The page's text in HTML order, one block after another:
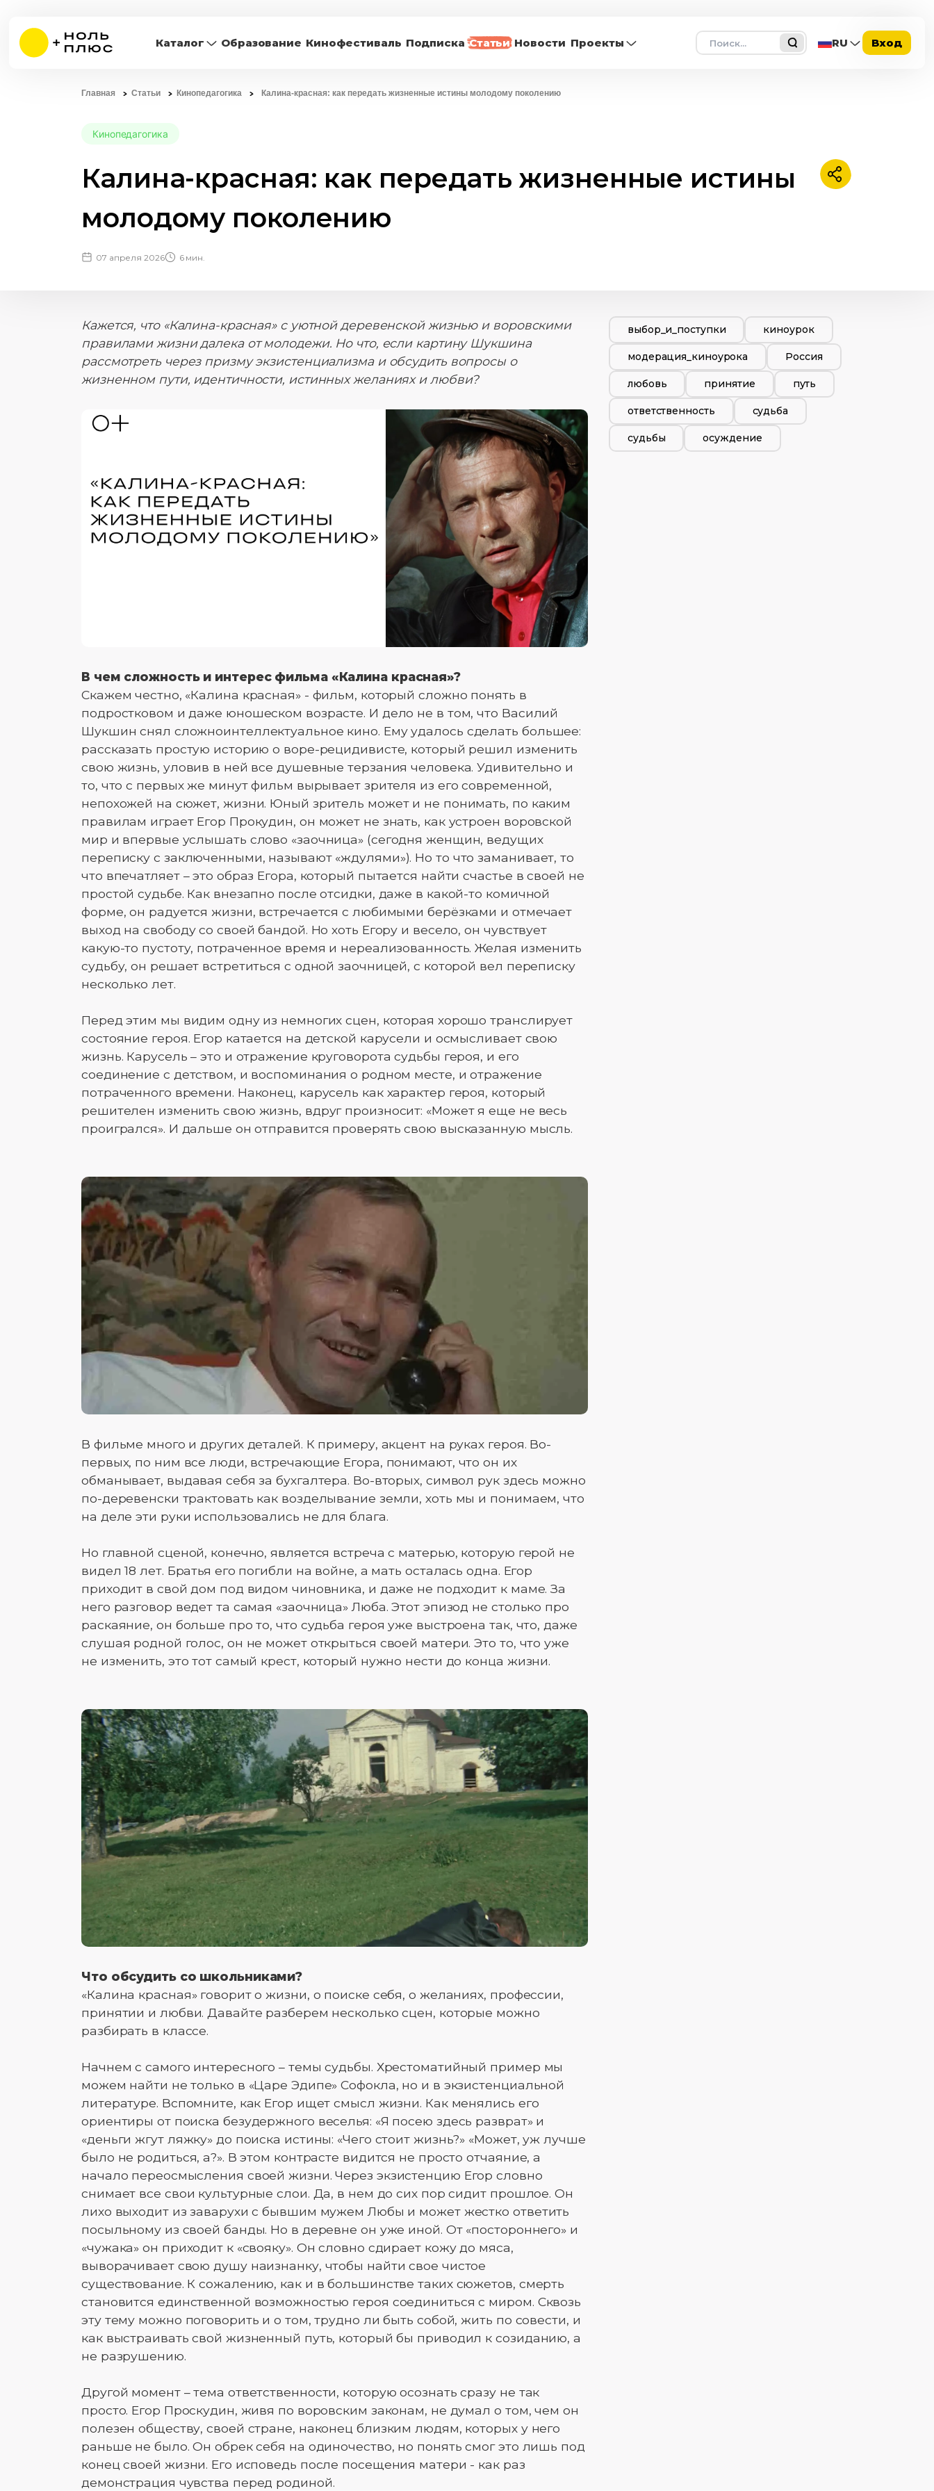
Каталог Образование Кинофестиваль Подписка Статьи Новости Проекты Поиск RU Вход
Главная Статьи Кинопедагогика Калина-красная: как передать жизненные истины молодому поколению
Кинопедагогика
Калина-красная: как передать жизненные истины
молодому поколению
Поделиться
07 апреля 2026 6 мин.
Кажется, что «Калина-красная» с уютной деревенской жизнью и воровскими
правилами жизни далека от молодежи. Но что, если картину Шукшина
рассмотреть через призму экзистенциализма и обсудить вопросы о
жизненном пути, идентичности, истинных желаниях и любви?
В чем сложность и интерес фильма «Калина красная»?
Скажем честно, «Калина красная» - фильм, который сложно понять в
подростковом и даже юношеском возрасте. И дело не в том, что Василий
Шукшин снял сложноинтеллектуальное кино. Ему удалось сделать большее:
рассказать простую историю о воре-рецидивисте, который решил изменить
свою жизнь, уловив в ней все душевные терзания человека. Удивительно и
то, что с первых же минут фильм вырывает зрителя из его современной,
непохожей на сюжет, жизни. Юный зритель может и не понимать, по каким
правилам играет Егор Прокудин, он может не знать, как устроен воровской
мир и впервые услышать слово «заочница» (сегодня женщин, ведущих
переписку с заключенными, называют «ждулями»). Но то что заманивает, то
что впечатляет – это образ Егора, который пытается найти счастье в своей не
простой судьбе. Как внезапно после отсидки, даже в какой-то комичной
форме, он радуется жизни, встречается с любимыми берёзками и отмечает
выход на свободу со своей бандой. Но хоть Егору и весело, он чувствует
какую-то пустоту, потраченное время и нереализованность. Желая изменить
судьбу, он решает встретиться с одной заочницей, с которой вел переписку
несколько лет.
Перед этим мы видим одну из немногих сцен, которая хорошо транслирует
состояние героя. Егор катается на детской карусели и осмысливает свою
жизнь. Карусель – это и отражение круговорота судьбы героя, и его
соединение с детством, и воспоминания о родном месте, и отражение
потраченного времени. Наконец, карусель как характер героя, который
решителен изменить свою жизнь, вдруг произносит: «Может я еще не весь
проигрался». И дальше он отправится проверять свою высказанную мысль.
В фильме много и других деталей. К примеру, акцент на руках героя. Во-
первых, по ним все люди, встречающие Егора, понимают, что он их
обманывает, выдавая себя за бухгалтера. Во-вторых, символ рук здесь можно
по-деревенски трактовать как возделывание земли, хоть мы и понимаем, что
на деле эти руки использовались не для блага.
Но главной сценой, конечно, является встреча с матерью, которую герой не
видел 18 лет. Братья его погибли на войне, а мать осталась одна. Егор
приходит в свой дом под видом чиновника, и даже не подходит к маме. За
него разговор ведет та самая «заочница» Люба. Этот эпизод не столько про
раскаяние, он больше про то, что судьба героя уже выстроена так, что, даже
слушая родной голос, он не может открыться своей матери. Это то, что уже
не изменить, это тот самый крест, который нужно нести до конца жизни.
Что обсудить со школьниками?
«Калина красная» говорит о жизни, о поиске себя, о желаниях, профессии,
принятии и любви. Давайте разберем несколько сцен, которые можно
разбирать в классе.
Начнем с самого интересного – темы судьбы. Хрестоматийный пример мы
можем найти не только в «Царе Эдипе» Софокла, но и в экзистенциальной
литературе. Вспомните, как Егор ищет смысл жизни. Как менялись его
ориентиры от поиска безудержного веселья: «Я посею здесь разврат» и
«деньги жгут ляжку» до поиска истины: «Чего стоит жизнь?» «Может, уж лучше
было не родиться, а?». В этом контрасте видится не просто отчаяние, а
начало переосмысления своей жизни. Через экзистенцию Егор словно
снимает все свои культурные слои. Да, в нем до сих пор сидит прошлое. Он
лихо выходит из заварухи с бывшим мужем Любы и может жестко ответить
посыльному из своей банды. Но в деревне он уже иной. От «постороннего» и
«чужака» он приходит к «свояку». Он словно сдирает кожу до мяса,
выворачивает свою душу наизнанку, чтобы найти свое чистое
существование. К сожалению, как и в большинстве таких сюжетов, смерть
становится единственной возможностью героя соединиться с миром. Сквозь
эту тему можно поговорить и о том, трудно ли быть собой, жить по совести, и
как выстраивать свой жизненный путь, который бы приводил к созиданию, а
не разрушению.
Другой момент – тема ответственности, которую осознать сразу не так
просто. Егор Проскудин, живя по воровским законам, не думал о том, чем он
полезен обществу, своей стране, наконец близким людям, которых у него
раньше не было. Он обрек себя на одиночество, но понять смог это лишь под
конец своей жизни. Его исповедь после посещения матери - как раз
демонстрация чувства перед родиной.
выбор_и_поступки киноурок
модерация_киноурока Россия
любовь принятие путь
ответственность судьба
судьбы осуждение